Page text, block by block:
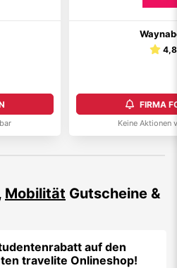
4,8
FIRMA
Keine Aktionen
Mobilität Gutscheine &
auf den
travelite Onlineshop!